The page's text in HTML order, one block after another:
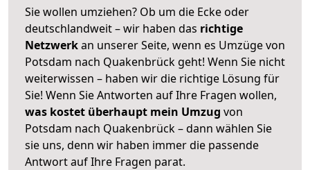
Sie wollen umziehen? Ob um die Ecke oder
deutschlandweit – wir haben das richtige
Netzwerkan unserer Seite, wenn es Umzüge von
Potsdam nach Quakenbrück geht! Wenn Sie nicht
weiterwissen – haben wir die richtige Lösung für
Sie! Wenn Sie Antworten auf Ihre Fragen wollen,
was kostet überhaupt mein Umzug von
Potsdam nach Quakenbrück – dann wählen Sie
sie uns, denn wir haben immer die passende
Antwort auf Ihre Fragen parat.